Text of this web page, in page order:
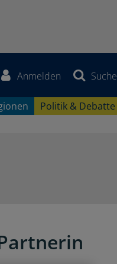
Anmelden
Suche
Politik & Debatte